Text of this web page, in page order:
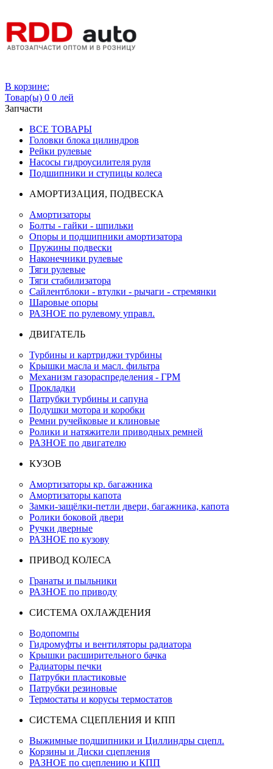
В корзине:
Товар(ы) 0 0 лей
Запчасти
ВСЕ ТОВАРЫ
Головки блока цилиндров
Рейки рулевые
Насосы гидроусилителя руля
Подшипники и ступицы колеса
АМОРТИЗАЦИЯ, ПОДВЕСКА
Амортизаторы
Болты - гайки - шпильки
Опоры и подшипники амортизатора
Пружины подвески
Наконечники рулевые
Тяги рулевые
Тяги стабилизатора
Сайлентблоки - втулки - рычаги - стремянки
Шаровые опоры
РАЗНОЕ по рулевому управл.
ДВИГАТЕЛЬ
Турбины и картриджи турбины
Крышки масла и масл. фильтра
Механизм газораспределения - ГРМ
Прокладки
Патрубки турбины и сапуна
Подушки мотора и коробки
Ремни ручейковые и клиновые
Ролики и натяжители приводных ремней
РАЗНОЕ по двигателю
КУЗОВ
Амортизаторы кр. багажника
Амортизаторы капота
Замки-защёлки-петли двери, багажника, капота
Ролики боковой двери
Ручки дверные
РАЗНОЕ по кузову
ПРИВОД КОЛЕСА
Гранаты и пыльники
РАЗНОЕ по приводу
СИСТЕМА ОХЛАЖДЕНИЯ
Водопомпы
Гидромуфты и вентиляторы радиатора
Крышки расширительного бачка
Радиаторы печки
Патрубки пластиковые
Патрубки резиновые
Термостаты и корусы термостатов
СИСТЕМА СЦЕПЛЕНИЯ И КПП
Выжимные подшипники и Циллиндры сцепл.
Корзины и Диски сцепления
РАЗНОЕ по сцеплению и КПП